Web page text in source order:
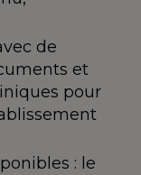
de
et
pour
: le